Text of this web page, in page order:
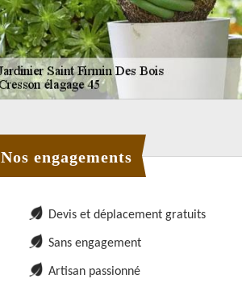
Nos engagements
Devis et déplacement gratuits
Sans engagement
Artisan passionné